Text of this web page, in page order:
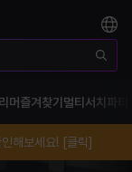
머 즐겨찾기 멀티서치 파티
해보세요! [클릭]